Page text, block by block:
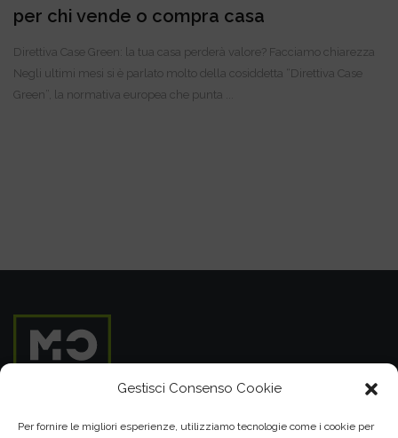
Gestisci Consenso Cookie
Per fornire le migliori esperienze, utilizziamo tecnologie come i cookie per
per chi vende o compra casa
Direttiva Case Green: la tua casa perderà valore? Facciamo chiarezza
Negli ultimi mesi si è parlato molto della cosiddetta “Direttiva Case
Green”, la normativa europea che punta ...